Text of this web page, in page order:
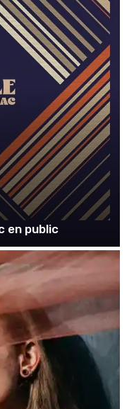
en public